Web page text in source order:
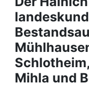
People
Institutions
Awards
Mihla und